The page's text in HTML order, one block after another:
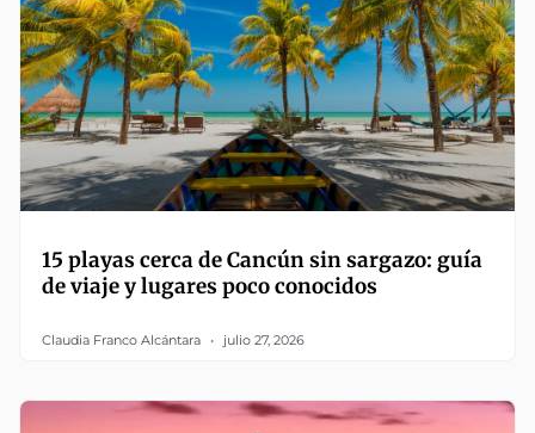
15 playas cerca de Cancún sin sargazo: guía
de viaje y lugares poco conocidos
Claudia Franco Alcántara julio 27, 2026